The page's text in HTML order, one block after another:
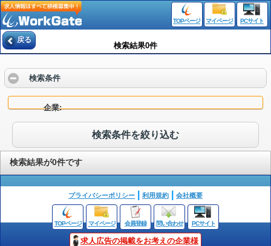
TOPページ マイページ PCサイト
戻る
検索結果0件
検索条件
企業
検索条件を絞り込む
検索結果が0件です
プライバシーポリシー 利用規約 会社概要
TOPページ マイページ 会員登録 問い合わせ PCサイト
求人広告の掲載をお考えの企業様